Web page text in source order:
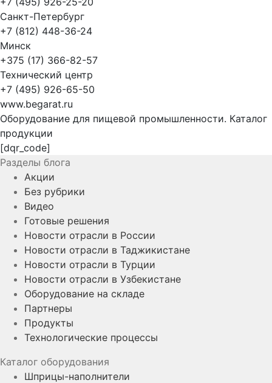
Санкт-Петербург
+7 (812) 448-36-24
Минск
+375 (17) 366-82-57
Технический центр
+7 (495) 926-65-50
www.begarat.ru
Оборудование для пищевой промышленности. Каталог
продукции
[dqr_code]
Разделы блога
Акции
Без рубрики
Видео
Готовые решения
Новости отрасли в России
Новости отрасли в Таджикистане
Новости отрасли в Турции
Новости отрасли в Узбекистане
Оборудование на складе
Партнеры
Продукты
Технологические процессы
Каталог оборудования
Шприцы-наполнители